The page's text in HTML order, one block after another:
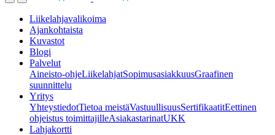
Liikelahjavalikoima
Ajankohtaista
Kuvastot
Blogi
Palvelut
Aineisto-ohjeLiikelahjatSopimusasiakkuusGraafinen
suunnittelu
Yritys
YhteystiedotTietoa meistäVastuullisuusSertifikaatitEettinen
ohjeistus toimittajilleAsiakastarinatUKK
Lahjakortti